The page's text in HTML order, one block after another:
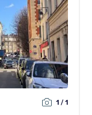
1 / 1